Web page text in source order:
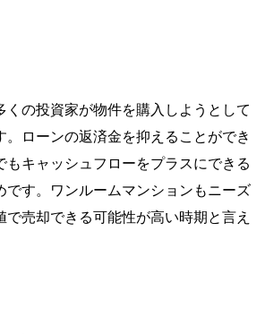
くの投資家が物件を購入しようとして
。ローンの返済金を抑えることができ
もキャッシュフローをプラスにできる
です。ワンルームマンションもニーズ
で売却できる可能性が高い時期と言え